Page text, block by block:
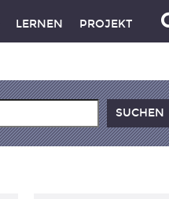
LERNEN PROJEKT